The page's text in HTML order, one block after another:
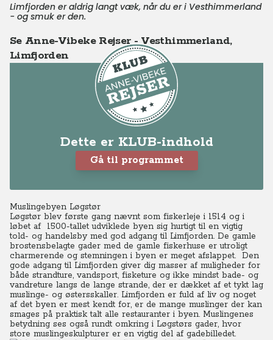
Limfjorden er aldrig langt væk, når du er i Vesthimmerland
- og smuk er den.
Se Anne-Vibeke Rejser - Vesthimmerland,
Limfjorden
Dette er KLUB-indhold
Gå til programmet
Muslingebyen Løgstør
Løgstør blev første gang nævnt som fiskerleje i 1514 og i
løbet af 1500-tallet udviklede byen sig hurtigt til en vigtig
told- og handelsby med god adgang til Limfjorden. De gamle
brostensbelagte gader med de gamle fiskerhuse er utroligt
charmerende og stemningen i byen er meget afslappet. Den
gode adgang til Limfjorden giver dig masser af muligheder for
både strandture, vandsport, fisketure og ikke mindst bade- og
vandreture langs de lange strande, der er dækket af et tykt lag
muslinge- og østersskaller. Limfjorden er fuld af liv og noget
af det byen er mest kendt for, er de mange muslinger der kan
smages på praktisk talt alle restauranter i byen. Muslingenes
betydning ses også rundt omkring i Løgstørs gader, hvor
store muslingeskulpturer er en vigtig del af gadebilledet.